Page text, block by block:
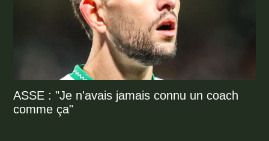
ASSE : "Je n'avais jamais connu un coach
comme ça"